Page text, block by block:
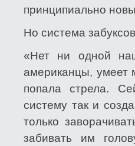
принципиально
Но система
«Нет ни одной
американцы, умеет
попала стрела.
систему так и
только
забивать им